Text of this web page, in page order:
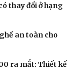
thay đổi ở hạng
an toàn cho
ra mắt: Thiết kế